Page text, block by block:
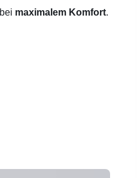
bei maximalem Komfort.